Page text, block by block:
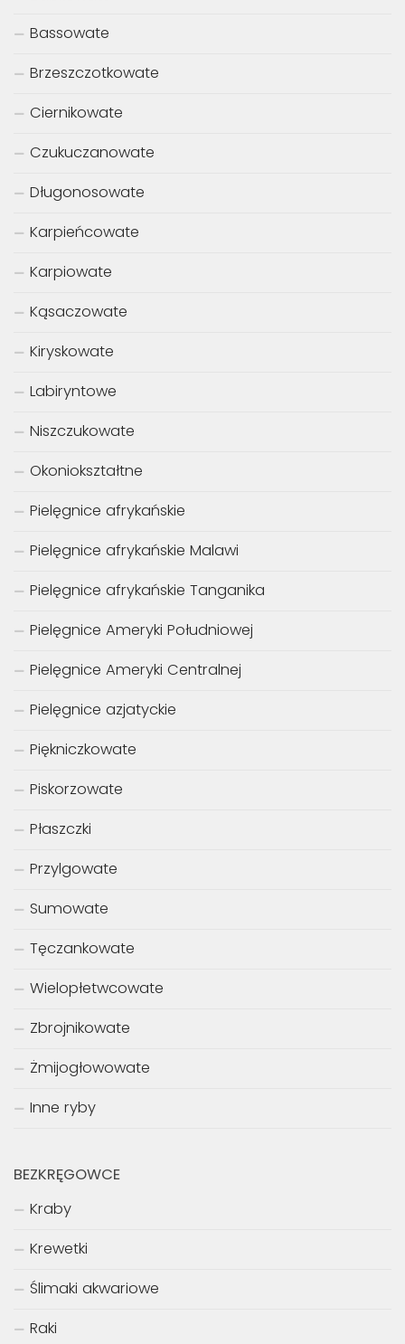
Bassowate
Brzeszczotkowate
Ciernikowate
Czukuczanowate
Długonosowate
Karpieńcowate
Karpiowate
Kąsaczowate
Kiryskowate
Labiryntowe
Niszczukowate
Okoniokształtne
Pielęgnice afrykańskie
Pielęgnice afrykańskie Malawi
Pielęgnice afrykańskie Tanganika
Pielęgnice Ameryki Południowej
Pielęgnice Ameryki Centralnej
Pielęgnice azjatyckie
Piękniczkowate
Piskorzowate
Płaszczki
Przylgowate
Sumowate
Tęczankowate
Wielopłetwcowate
Zbrojnikowate
Żmijogłowowate
Inne ryby
BEZKRĘGOWCE
Kraby
Krewetki
Ślimaki akwariowe
Raki